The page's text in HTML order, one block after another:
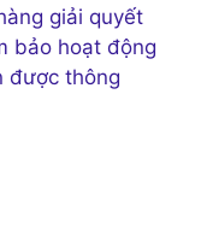
giải quyết
bảo hoạt động
được thông